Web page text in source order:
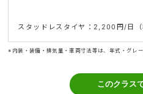
スタッドレスタイヤ：2,200円/日（
※内装・装備・排気量・車両寸法等は、年式・グレ